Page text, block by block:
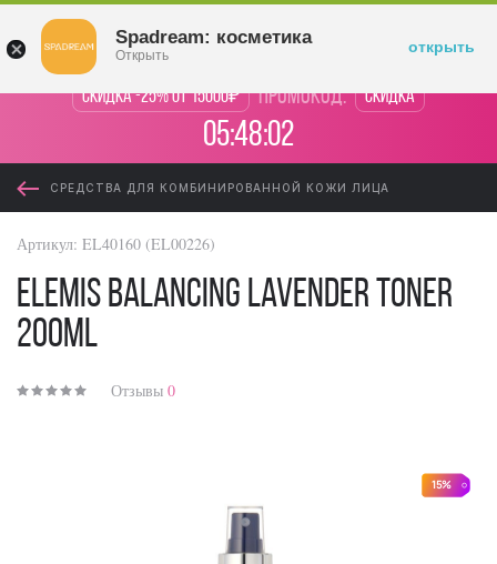
Скидка -25% от 15000₽ промокод: Скидка
05:48:01
СРЕДСТВА ДЛЯ КОМБИНИРОВАННОЙ КОЖИ ЛИЦА
15%
Артикул: EL40160 (EL00226)
Elemis Balancing Lavender Toner
200ml
Отзывы 0
Spadream: косметика
Открыть открыть